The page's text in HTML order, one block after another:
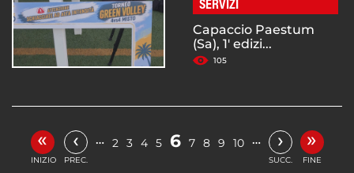
SERVIZI
Capaccio Paestum
(Sa), 1' edizi...
105
«
INIZIO
‹
PREC.
… 2 3 4 5 6 7 8 9 10 … ›
SUCC.
»
FINE